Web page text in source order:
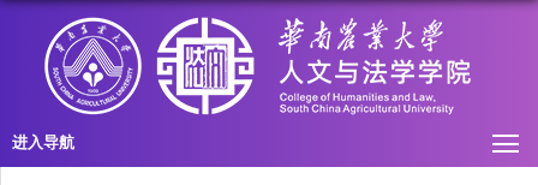
进入导航